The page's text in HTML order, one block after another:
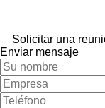
Solicitar una
Enviar mensaje